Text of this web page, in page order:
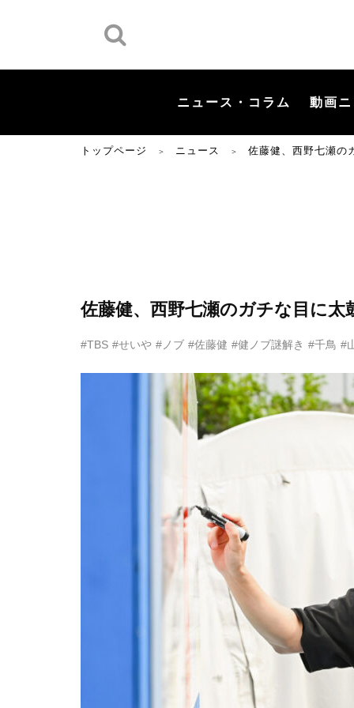
ニュース・コラム 動画
トップページ ＞ ニュース ＞ 佐藤健、西野七瀬の
佐藤健、西野七瀬のガチな目に
#TBS #せいや #ノブ #佐藤健 #健ノブ謎解き #千鳥 #